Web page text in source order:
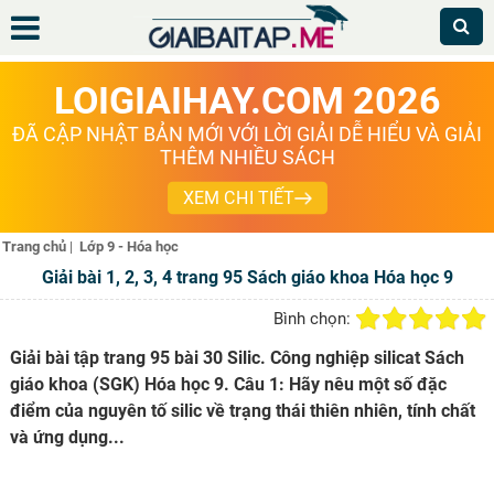
LOIGIAIHAY.COM 2026
ĐÃ CẬP NHẬT BẢN MỚI VỚI LỜI GIẢI DỄ HIỂU VÀ GIẢI
THÊM NHIỀU SÁCH
XEM CHI TIẾT
Trang chủ | Lớp 9 - Hóa học
Giải bài 1, 2, 3, 4 trang 95 Sách giáo khoa Hóa học 9
Bình chọn:
Giải bài tập trang 95 bài 30 Silic. Công nghiệp silicat Sách
giáo khoa (SGK) Hóa học 9. Câu 1: Hãy nêu một số đặc
điểm của nguyên tố silic về trạng thái thiên nhiên, tính chất
và ứng dụng...